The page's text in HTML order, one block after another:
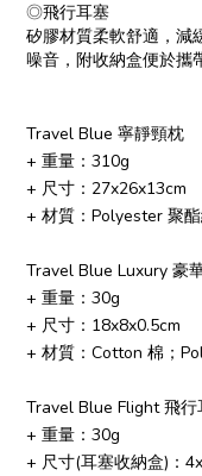
◎飛行耳塞
矽膠材質柔軟舒適，減
噪音，附收納盒便於攜
Travel Blue 寧靜頸枕
+ 重量：310g
+ 尺寸：27x26x13cm
+ 材質：Polyester 聚
Travel Blue Luxury 豪
+ 重量：30g
+ 尺寸：18x8x0.5cm
+ 材質：Cotton 棉；
Travel Blue Flight 飛行
+ 重量：30g
+ 尺寸(耳塞收納盒)：